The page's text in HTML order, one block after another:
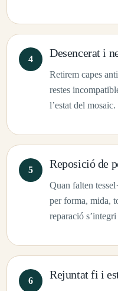
Desencerat i
Retirem capes
restes
l’estat del mosaic.
Reposició de
Quan falten
per forma, mida,
reparació
Rejuntat fi i